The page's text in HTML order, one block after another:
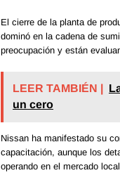
El cierre de la planta de
dominó en la cadena de
preocupación y están
LEER TAMBIÉN |
un cero
Nissan ha manifestado su
capacitación, aunque los
operando en el mercado